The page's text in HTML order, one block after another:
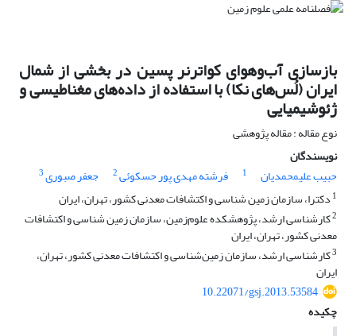
بازسازی آب‌و‌هوای کواترنر پسین در بخشی از شمال
ایران (لُس‌های نکا) با استفاده از داده‌های مغناطیسی و
ژئوشیمیایی
نوع مقاله : مقاله پژوهشی
نویسندگان
حبیب علیمحمدیان
1 فرشته مهدی پور حسکوئی2 جعفر صبوری3
1 دکترا، سازمان زمین شناسی و اکتشافات معدنی کشور، تهران، ایران
2کارشناسی ارشد، پژوهشکده علوم‌زمین، سازمان زمین شناسی و اکتشافات
معدنی کشور، تهران، ایران
3کارشناسی ارشد، سازمان زمین‌شناسی و اکتشافات معدنی کشور، تهران،
ایران
10.22071/gsj.2013.53584
چکیده